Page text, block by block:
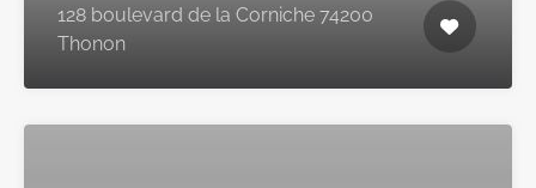
128 boulevard de la Corniche 74200
Thonon